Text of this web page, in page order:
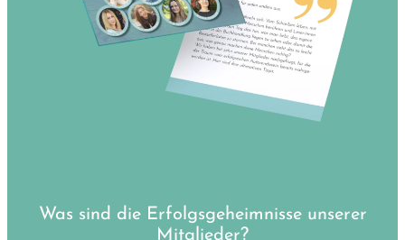
Was sind die Erfolgsgeheimnisse unserer
Mitglieder?